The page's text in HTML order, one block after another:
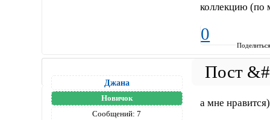
коллекцию
0
Джана
Новичок
Сообщений: 7
а мне